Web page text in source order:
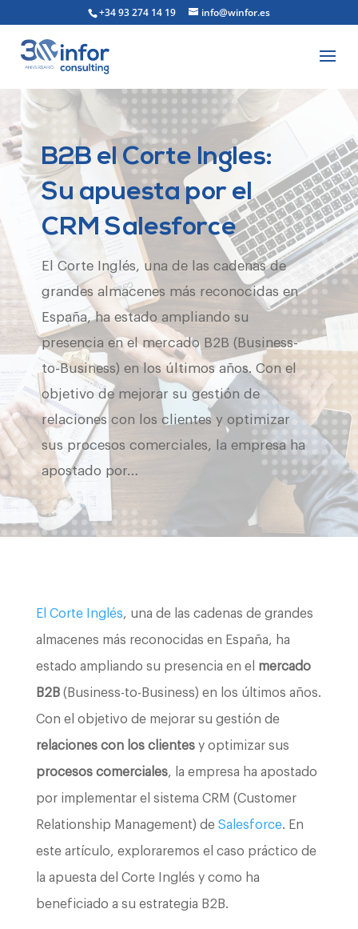
+34 93 274 14 19 info@winfor.es
B2B el Corte Ingles:
Su apuesta por el
CRM Salesforce
El Corte Inglés, una de las cadenas de
grandes almacenes más reconocidas en
España, ha estado ampliando su
presencia en el mercado B2B (Business-
to-Business) en los últimos años. Con el
objetivo de mejorar su gestión de
relaciones con los clientes y optimizar
sus procesos comerciales, la empresa ha
apostado por…
El Corte Inglés, una de las cadenas de grandes
almacenes más reconocidas en España, ha
estado ampliando su presencia en el mercado
B2B(Business-to-Business) en los últimos años.
Con el objetivo de mejorar su gestión de
relaciones con los clientesy optimizar sus
procesos comerciales, la empresa ha apostado
por implementar el sistema CRM (Customer
Relationship Management) deSalesforce. En
este artículo, exploraremos el caso práctico de
la apuesta del Corte Inglés y como ha
beneficiado a su estrategia B2B.